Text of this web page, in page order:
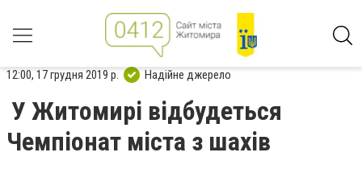
12:00, 17 грудня 2019 р. Надійне джерело
У Житомирі відбудеться
Чемпіонат міста з шахів